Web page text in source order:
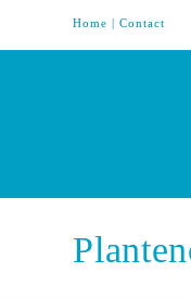
Home |Contact